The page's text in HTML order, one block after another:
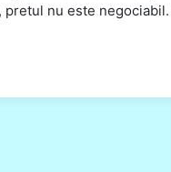
nu este negociabil.